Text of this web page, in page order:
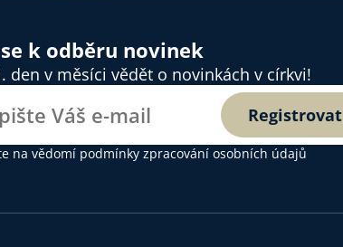
k odběru novinek
den v měsíci vědět o novinkách v církvi!
Registrovat
na vědomí podmínky zpracování osobních údajů